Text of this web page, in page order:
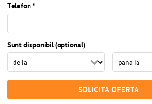
Telefon *
Sunt disponibil (optional)
SOLICITA OFERTA